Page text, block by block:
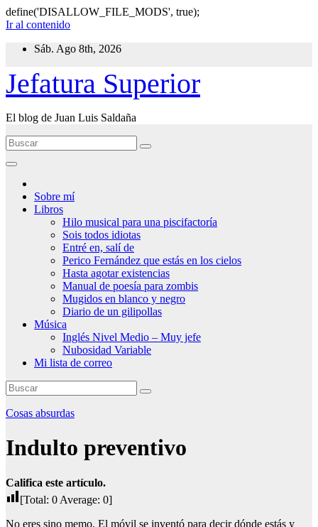
define('DISALLOW_FILE_MODS', true);
Ir al contenido
Sáb. Ago 8th, 2026
Jefatura Superior
El blog de Juan Luis Saldaña
Sobre mí
Libros
Hilo musical para una piscifactoría
Sois todos idiotas
Entré en, salí de
Perico Fernández que estás en los cielos
Hasta agotar existencias
Manual de poesía para zombis
Mugidos en blanco y negro
Diario de un gilipollas
Música
Inglés Nivel Medio – Muy jefe
Nubosidad Variable
Mi lista de correo
Cosas absurdas
Indulto preventivo
Califica este artículo.
[Total: 0 Average: 0]
No eres sino memo. El móvil se inventó para decir dónde estás y